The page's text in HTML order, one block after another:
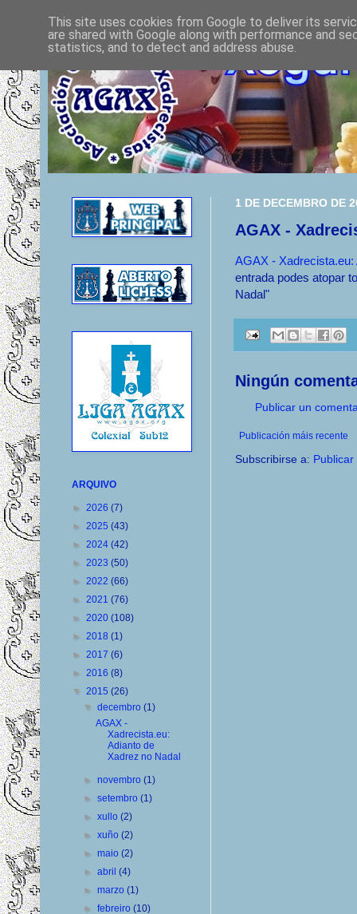
1 DE DECEMBRO DE
AGAX -
AGAX -
entrada podes atopar
Nadal"
Ningún
Publicar un
Publicación máis recente
Subscribirse a:
ARQUIVO
► 2026 (7)
► 2025 (43)
► 2024 (42)
► 2023 (50)
► 2022 (66)
► 2021 (76)
► 2020 (108)
► 2018 (1)
► 2017 (6)
► 2016 (8)
▼ 2015 (26)
▼decembro(1)
AGAX -
Xadrecista.eu:
Adianto de
Xadrez no Nadal
►novembro(1)
►setembro(1)
►xullo(2)
►xuño(2)
►maio(2)
►abril(4)
►marzo(1)
►febreiro(10)
This site uses cookies from Google to deliver its
are shared with Google along with performance and
statistics, and to detect and address abuse.